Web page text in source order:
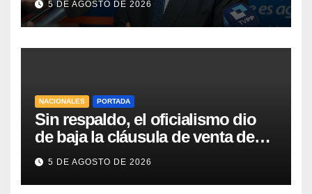
5 DE AGOSTO DE 2026
NACIONALES PORTADA
Sin respaldo, el oficialismo dio
de baja la cláusula de venta de
tierras a extranjeros para salvar la
sesión
5 DE AGOSTO DE 2026